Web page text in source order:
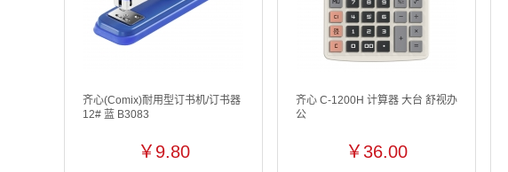
齐心(Comix)耐用型订书机/订书器
12# 蓝 B3083
￥9.80
齐心 C-1200H 计算器 大台 舒视办
公
￥36.00